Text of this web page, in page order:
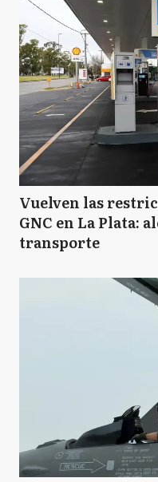
Vuelven las
GNC en La Plata:
transporte